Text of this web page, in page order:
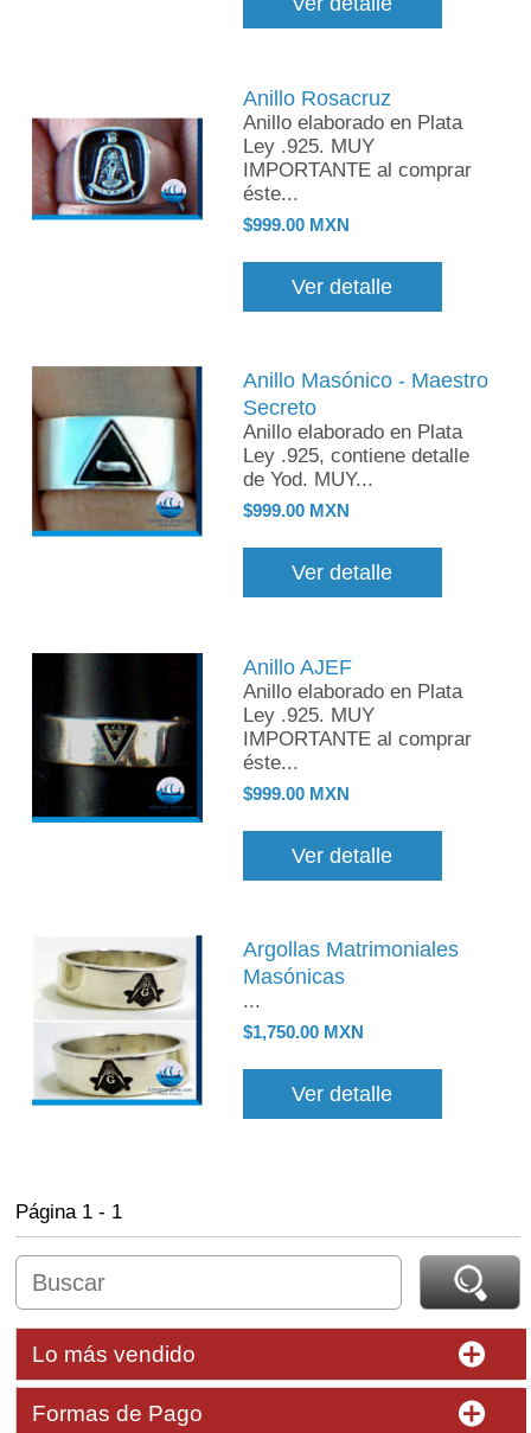
Anillo Rosacruz
Anillo elaborado en Plata
Ley .925. MUY
IMPORTANTE al comprar
éste...
$999.00 MXN
Ver detalle
Anillo Masónico - Maestro
Secreto
Anillo elaborado en Plata
Ley .925, contiene detalle
de Yod. MUY...
$999.00 MXN
Ver detalle
Anillo AJEF
Anillo elaborado en Plata
Ley .925. MUY
IMPORTANTE al comprar
éste...
$999.00 MXN
Ver detalle
Argollas Matrimoniales
Masónicas
...
$1,750.00 MXN
Ver detalle
Página 1 - 1
Lo más vendido
Formas de Pago